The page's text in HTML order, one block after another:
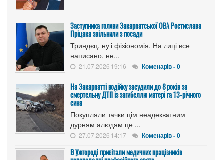
Заступника голови Закарпатської ОВА Ростислава
Пріцака звільнили з посади
Триндєц, ну і фізіономія. На лиці все
написано, не...
21.07.2026 19:16 Коменарів - 0
На Закарпатті водійку засудили до 8 років за
смертельну ДТП із загибеллю матері та 13-річного
сина
Покупляли тачки цім неадекватним
дурням алюдям це ...
27.07.2026 14:17 Коменарів - 0
В Ужгороді привітали медичних працівників